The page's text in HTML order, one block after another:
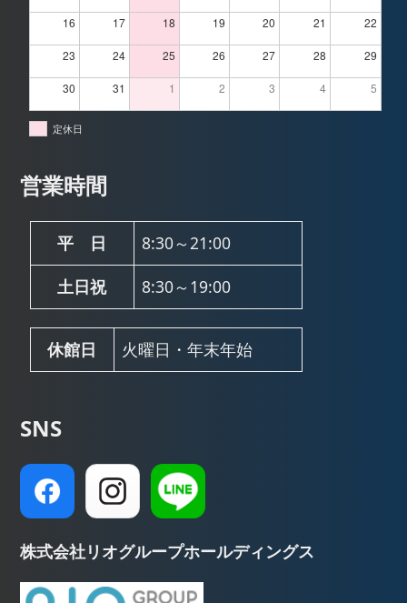
16 17 18 19 20 21 22
23 24 25 26 27 28 29
30 31 1 2 3 4 5
定休日
営業時間
平 日
8:30～21:00
土日祝
8:30～19:00
休館日 火曜日・年末年始
SNS
株式会社リオグループホールディングス